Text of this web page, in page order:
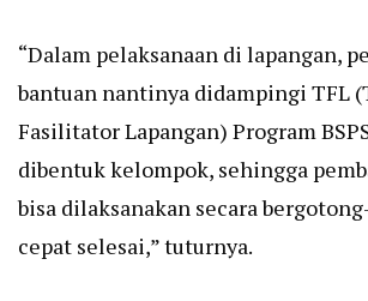
“Dalam pelaksanaan di lapangan,
bantuan nantinya didampingi TFL
Fasilitator Lapangan) Program
dibentuk kelompok, sehingga
bisa dilaksanakan secara
cepat selesai,” tuturnya.